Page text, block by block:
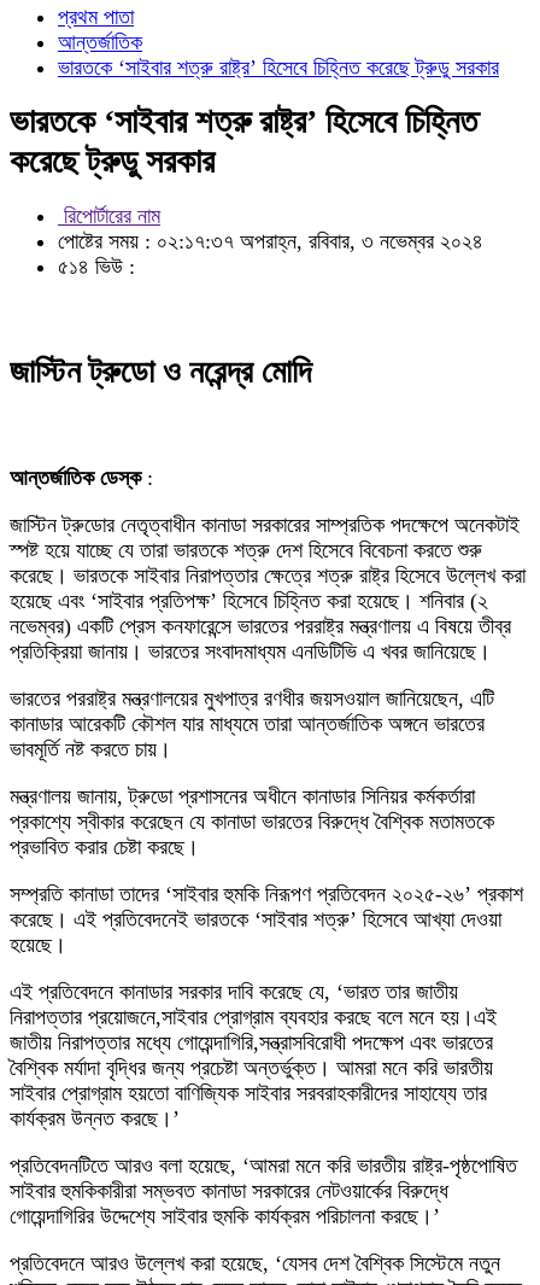
প্রথম পাতা
আন্তর্জাতিক
ভারতকে ‘সাইবার শত্রু রাষ্ট্র’ হিসেবে চিহ্নিত করেছে ট্রুডু সরকার
ভারতকে ‘সাইবার শত্রু রাষ্ট্র’ হিসেবে চিহ্নিত
করেছে ট্রুডু সরকার
রিপোর্টারের নাম
পোষ্টের সময় : ০২:১৭:৩৭ অপরাহ্ন, রবিবার, ৩ নভেম্বর ২০২৪
৫১৪ ভিউ :
জাস্টিন ট্রুডো ও নরেন্দ্র মোদি
আন্তর্জাতিক ডেস্ক:
জাস্টিন ট্রুডোর নেতৃত্বাধীন কানাডা সরকারের সাম্প্রতিক পদক্ষেপে অনেকটাই
স্পষ্ট হয়ে যাচ্ছে যে তারা ভারতকে শত্রু দেশ হিসেবে বিবেচনা করতে শুরু
করেছে। ভারতকে সাইবার নিরাপত্তার ক্ষেত্রে শত্রু রাষ্ট্র হিসেবে উল্লেখ করা
হয়েছে এবং ‘সাইবার প্রতিপক্ষ’ হিসেবে চিহ্নিত করা হয়েছে। শনিবার (২
নভেম্বর) একটি প্রেস কনফারেন্সে ভারতের পররাষ্ট্র মন্ত্রণালয় এ বিষয়ে তীব্র
প্রতিক্রিয়া জানায়। ভারতের সংবাদমাধ্যম এনডিটিভি এ খবর জানিয়েছে।
ভারতের পররাষ্ট্র মন্ত্রণালয়ের মুখপাত্র রণধীর জয়সওয়াল জানিয়েছেন, এটি
কানাডার আরেকটি কৌশল যার মাধ্যমে তারা আন্তর্জাতিক অঙ্গনে ভারতের
ভাবমূর্তি নষ্ট করতে চায়।
মন্ত্রণালয় জানায়, ট্রুডো প্রশাসনের অধীনে কানাডার সিনিয়র কর্মকর্তারা
প্রকাশ্যে স্বীকার করেছেন যে কানাডা ভারতের বিরুদ্ধে বৈশ্বিক মতামতকে
প্রভাবিত করার চেষ্টা করছে।
সম্প্রতি কানাডা তাদের ‘সাইবার হুমকি নিরূপণ প্রতিবেদন ২০২৫-২৬’ প্রকাশ
করেছে। এই প্রতিবেদনেই ভারতকে ‘সাইবার শত্রু’ হিসেবে আখ্যা দেওয়া
হয়েছে।
এই প্রতিবেদনে কানাডার সরকার দাবি করেছে যে, ‘ভারত তার জাতীয়
নিরাপত্তার প্রয়োজনে,সাইবার প্রোগ্রাম ব্যবহার করছে বলে মনে হয়।এই
জাতীয় নিরাপত্তার মধ্যে গোয়েন্দাগিরি,সন্ত্রাসবিরোধী পদক্ষেপ এবং ভারতের
বৈশ্বিক মর্যাদা বৃদ্ধির জন্য প্রচেষ্টা অন্তর্ভুক্ত। আমরা মনে করি ভারতীয়
সাইবার প্রোগ্রাম হয়তো বাণিজ্যিক সাইবার সরবরাহকারীদের সাহায্যে তার
কার্যক্রম উন্নত করছে।’
প্রতিবেদনটিতে আরও বলা হয়েছে, ‘আমরা মনে করি ভারতীয় রাষ্ট্র-পৃষ্ঠপোষিত
সাইবার হুমকিকারীরা সম্ভবত কানাডা সরকারের নেটওয়ার্কের বিরুদ্ধে
গোয়েন্দাগিরির উদ্দেশ্যে সাইবার হুমকি কার্যক্রম পরিচালনা করছে।’
প্রতিবেদনে আরও উল্লেখ করা হয়েছে, ‘যেসব দেশ বৈশ্বিক সিস্টেমে নতুন